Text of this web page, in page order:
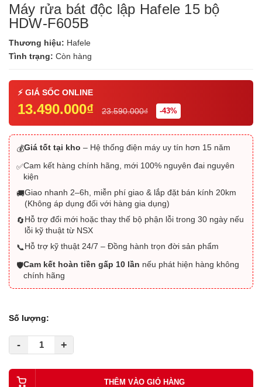
Máy rửa bát độc lập Hafele 15 bộ
HDW-F605B
Thương hiệu: Hafele
Tình trạng: Còn hàng
13.490.000₫ 23.590.000₫ -43%
💰Giá tốt tại kho – Hệ thống điện máy uy tín hơn 15 năm
✅Cam kết hàng chính hãng, mới 100% nguyên đai nguyên
kiện
🚚Giao nhanh 2–6h, miễn phí giao & lắp đặt bán kính 20km
(Không áp dụng đối với hàng gia dụng)
🔄Hỗ trợ đổi mới hoặc thay thế bộ phận lỗi trong 30 ngày nếu
lỗi kỹ thuật từ NSX
📞Hỗ trợ kỹ thuật 24/7 – Đồng hành trọn đời sản phẩm
🛡️Cam kết hoàn tiền gấp 10 lần nếu phát hiện hàng không
chính hãng
Số lượng:
- +
THÊM VÀO GIỎ HÀNG